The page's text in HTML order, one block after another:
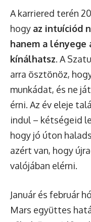
A karriered terén
hogy az intuíciód
hanem a lényege
kínálhatsz. A
arra ösztönöz,
munkádat, és ne
érni. Az év eleje
indul – kétségeid
hogy jó úton
azért van, hogy
valójában elérni.
Január és február
Mars együttes